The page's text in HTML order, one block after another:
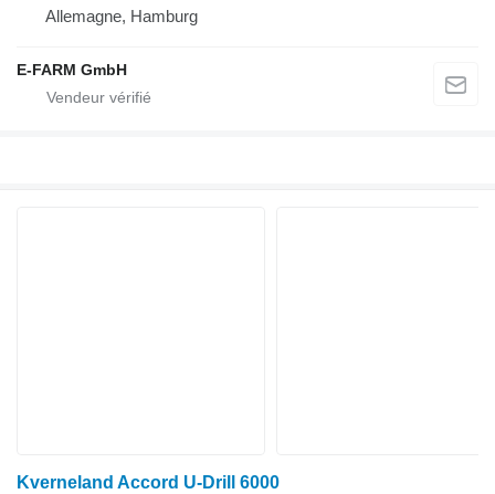
Allemagne, Hamburg
E-FARM GmbH
Kverneland Accord U-Drill 6000